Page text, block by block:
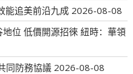
能追美前沿九成 2026-08-08
位 低價開源招徠 紐時：華領
同防務協議 2026-08-08